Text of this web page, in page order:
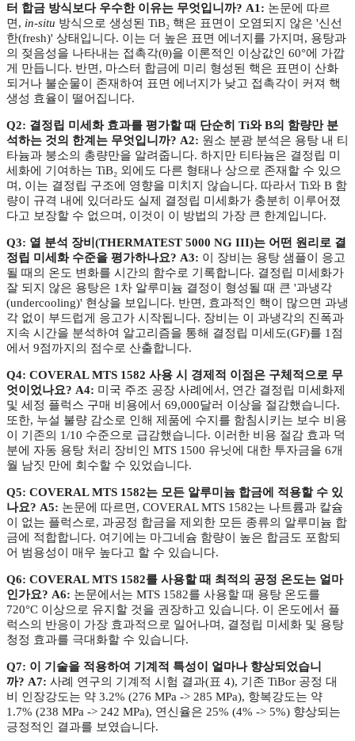
터 합금 방식보다 우수한 이유는 무엇입니까? A1: 논문에 따르
면, in-situ 방식으로 생성된 TiB₂ 핵은 표면이 오염되지 않은 '신선
한(fresh)' 상태입니다. 이는 더 높은 표면 에너지를 가지며, 용탕과
의 젖음성을 나타내는 접촉각(θ)을 이론적인 이상값인 60°에 가깝
게 만듭니다. 반면, 마스터 합금에 미리 형성된 핵은 표면이 산화
되거나 불순물이 존재하여 표면 에너지가 낮고 접촉각이 커져 핵
생성 효율이 떨어집니다.
Q2: 결정립 미세화 효과를 평가할 때 단순히 Ti와 B의 함량만 분
석하는 것의 한계는 무엇입니까? A2: 원소 분광 분석은 용탕 내 티
타늄과 붕소의 총량만을 알려줍니다. 하지만 티타늄은 결정립 미
세화에 기여하는 TiB₂ 외에도 다른 형태나 상으로 존재할 수 있으
며, 이는 결정립 구조에 영향을 미치지 않습니다. 따라서 Ti와 B 함
량이 규격 내에 있더라도 실제 결정립 미세화가 충분히 이루어졌
다고 보장할 수 없으며, 이것이 이 방법의 가장 큰 한계입니다.
Q3: 열 분석 장비(THERMATEST 5000 NG III)는 어떤 원리로 결
정립 미세화 수준을 평가하나요? A3: 이 장비는 용탕 샘플이 응고
될 때의 온도 변화를 시간의 함수로 기록합니다. 결정립 미세화가
잘 되지 않은 용탕은 1차 알루미늄 결정이 형성될 때 큰 '과냉각
(undercooling)' 현상을 보입니다. 반면, 효과적인 핵이 많으면 과냉
각 없이 부드럽게 응고가 시작됩니다. 장비는 이 과냉각의 진폭과
지속 시간을 분석하여 알고리즘을 통해 결정립 미세도(GF)를 1점
에서 9점까지의 점수로 산출합니다.
Q4: COVERAL MTS 1582 사용 시 경제적 이점은 구체적으로 무
엇이었나요? A4: 미국 주조 공장 사례에서, 연간 결정립 미세화제
및 세정 플럭스 구매 비용에서 69,000달러 이상을 절감했습니다.
또한, 누설 불량 감소로 인해 제품에 수지를 함침시키는 보수 비용
이 기존의 1/10 수준으로 급감했습니다. 이러한 비용 절감 효과 덕
분에 자동 용탕 처리 장비인 MTS 1500 유닛에 대한 투자금을 6개
월 남짓 만에 회수할 수 있었습니다.
Q5: COVERAL MTS 1582는 모든 알루미늄 합금에 적용할 수 있
나요? A5: 논문에 따르면, COVERAL MTS 1582는 나트륨과 칼슘
이 없는 플럭스로, 과공정 합금을 제외한 모든 종류의 알루미늄 합
금에 적합합니다. 여기에는 마그네슘 함량이 높은 합금도 포함되
어 범용성이 매우 높다고 할 수 있습니다.
Q6: COVERAL MTS 1582를 사용할 때 최적의 공정 온도는 얼마
인가요? A6: 논문에서는 MTS 1582를 사용할 때 용탕 온도를
720°C 이상으로 유지할 것을 권장하고 있습니다. 이 온도에서 플
럭스의 반응이 가장 효과적으로 일어나며, 결정립 미세화 및 용탕
청정 효과를 극대화할 수 있습니다.
Q7: 이 기술을 적용하여 기계적 특성이 얼마나 향상되었습니
까? A7: 사례 연구의 기계적 시험 결과(표 4), 기존 TiBor 공정 대
비 인장강도는 약 3.2% (276 MPa -> 285 MPa), 항복강도는 약
1.7% (238 MPa -> 242 MPa), 연신율은 25% (4% -> 5%) 향상되는
긍정적인 결과를 보였습니다.